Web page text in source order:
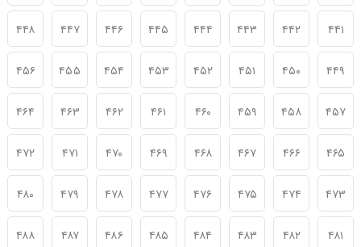
۴۴۱ ۴۴۲ ۴۴۳ ۴۴۴ ۴۴۵ ۴۴۶ ۴۴۷ ۴۴۸
۴۴۹ ۴۵۰ ۴۵۱ ۴۵۲ ۴۵۳ ۴۵۴ ۴۵۵ ۴۵۶
۴۵۷ ۴۵۸ ۴۵۹ ۴۶۰ ۴۶۱ ۴۶۲ ۴۶۳ ۴۶۴
۴۶۵ ۴۶۶ ۴۶۷ ۴۶۸ ۴۶۹ ۴۷۰ ۴۷۱ ۴۷۲
۴۷۳ ۴۷۴ ۴۷۵ ۴۷۶ ۴۷۷ ۴۷۸ ۴۷۹ ۴۸۰
۴۸۱ ۴۸۲ ۴۸۳ ۴۸۴ ۴۸۵ ۴۸۶ ۴۸۷ ۴۸۸